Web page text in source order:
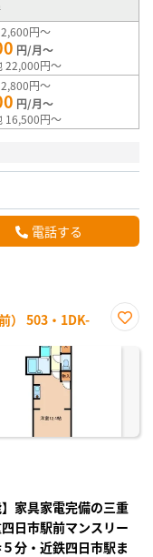
円～
円/月～
22,000円～
円～
円/月～
16,500円～
電話する
） 503・1DK-
に入
家具家電完備の三重
日市駅前マンスリー
分・近鉄四日市駅ま